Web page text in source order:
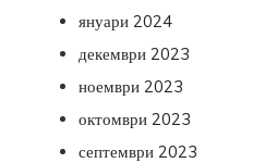
януари 2024
декември 2023
ноември 2023
октомври 2023
септември 2023